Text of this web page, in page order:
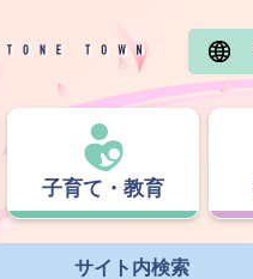
子育て・教育
サイト内検索